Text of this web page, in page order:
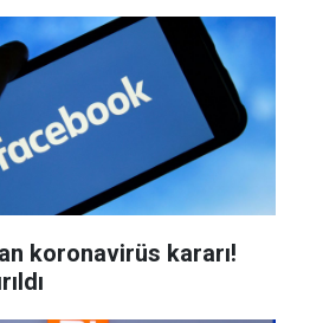
koronavirüs kararı!